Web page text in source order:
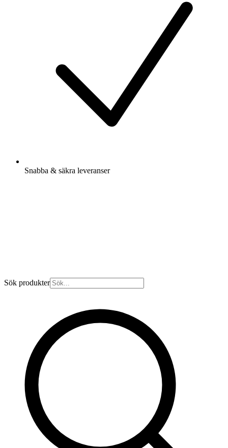
Snabba & säkra leveranser
Sök produkter